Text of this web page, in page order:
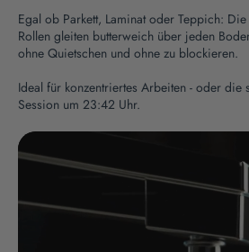
Egal ob Parkett, Laminat oder Teppich:
Rollen gleiten butterweich über jeden
ohne Quietschen und ohne zu blockieren.
Ideal für konzentriertes Arbeiten - oder die
Session um 23:42 Uhr.